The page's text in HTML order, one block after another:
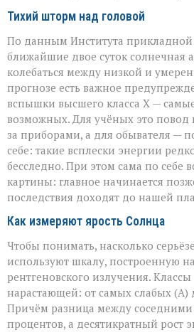
Тихий шторм над головой
По данным Института прикладной
ближайшие двое суток солнечная
колебаться между низкой и
прогнозе есть важное
вспышки высшего класса X —
возможных. Для учёных это повод
за приборами, а для обывателя —
себе: такие всплески энергии
бесследно. При этом сама по себе
картины: главное начинается
последствия доходят до нашей
Как измеряют ярость Солнца
Чтобы понимать, насколько
используют шкалу, построенную
рентгеновского излучения.
нарастающей: от самых слабых (A)
Причём разница между соседними
процентов, а десятикратный рост